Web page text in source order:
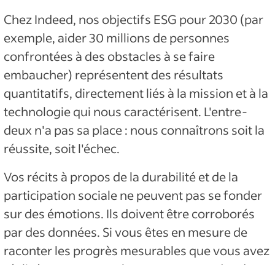
Chez Indeed, nos objectifs ESG pour 2030 (par
exemple, aider 30 millions de personnes
confrontées à des obstacles à se faire
embaucher) représentent des résultats
quantitatifs, directement liés à la mission et à la
technologie qui nous caractérisent. L'entre-
deux n'a pas sa place : nous connaîtrons soit la
réussite, soit l'échec.
Vos récits à propos de la durabilité et de la
participation sociale ne peuvent pas se fonder
sur des émotions. Ils doivent être corroborés
par des données. Si vous êtes en mesure de
raconter les progrès mesurables que vous avez